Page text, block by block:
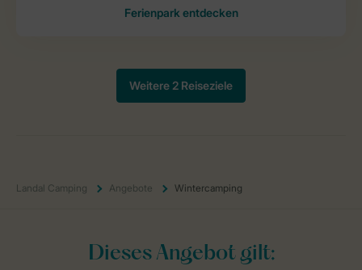
Landal Camping Angebote Wintercamping
Dieses Angebot gilt: